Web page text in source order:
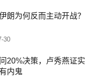
朗为何反而主动开战？
30
20%决策，卢秀燕证实
内鬼